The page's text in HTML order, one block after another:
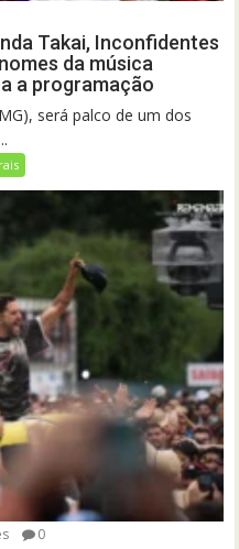
Takai, Inconfidentes
da música
a programação
será palco de um dos
0